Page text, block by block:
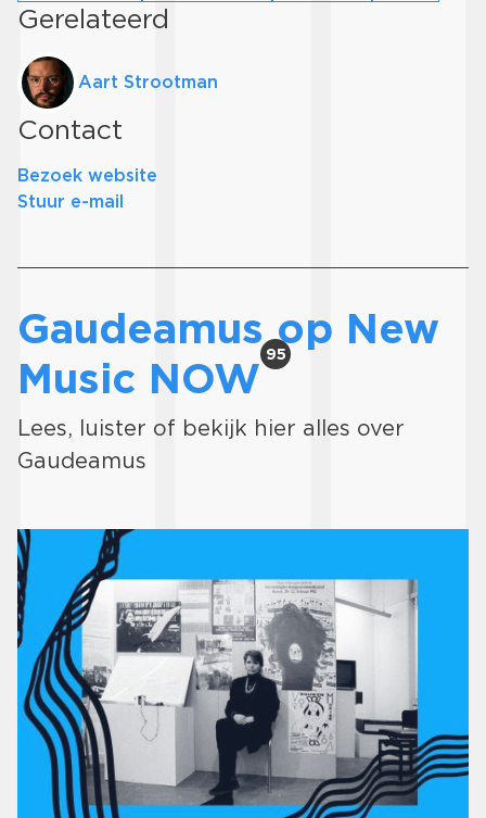
Gerelateerd
Aart Strootman
Contact
Bezoek website
Stuur e-mail
Gaudeamus op New
Music NOW95
Lees, luister of bekijk hier alles over
Gaudeamus